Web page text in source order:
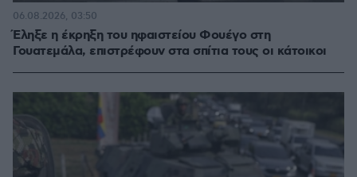
Έληξε η έκρηξη του ηφαιστείου Φουέγο στη
Γουατεμάλα, επιστρέφουν στα σπίτια τους οι κάτοικοι
06.08.2026, 03:50